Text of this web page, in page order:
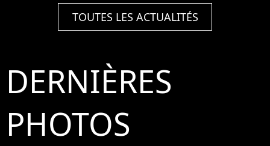
TOUTES LES ACTUALITÉS
DERNIÈRES
PHOTOS